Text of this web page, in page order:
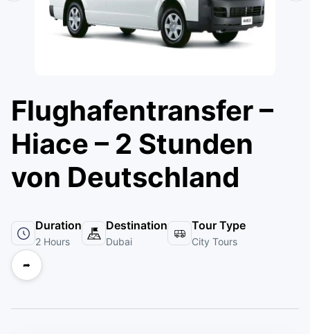
Flughafentransfer –
Hiace – 2 Stunden
von Deutschland
Duration
2 Hours
Destination
Dubai
Tour Type
City Tours
➦